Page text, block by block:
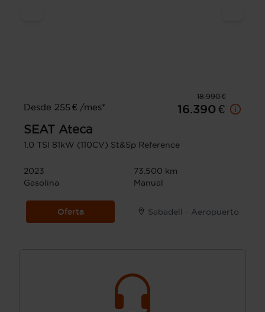
18.990 €
Desde 255 € /mes*
16.390 €
SEAT Ateca
1.0 TSI 81kW (110CV) St&Sp Reference
2023
73.500 km
Gasolina
Manual
Oferta Sabadell - Aeropuerto